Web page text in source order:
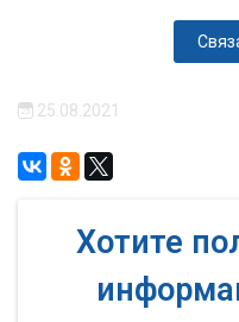
25.08.2021
Хотите